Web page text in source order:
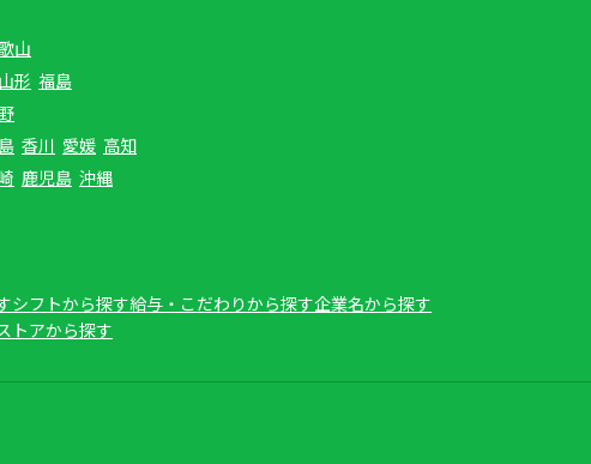
山
山形 福島
香川 愛媛 高知
鹿児島 沖縄
シフトから探す給与・こだわりから探す企業名から探す
トアから探す